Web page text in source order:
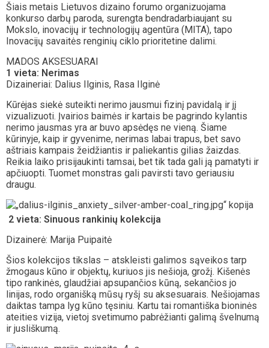
Šiais metais Lietuvos dizaino forumo organizuojama
konkurso darbų paroda, surengta bendradarbiaujant su
Mokslo, inovacijų ir technologijų agentūra (MITA), tapo
Inovacijų savaitės renginių ciklo prioritetine dalimi.
MADOS AKSESUARAI
1 vieta: Nerimas
Dizaineriai: Dalius Ilginis, Rasa Ilginė
Kūrėjas siekė suteikti nerimo jausmui fizinį pavidalą ir jį
vizualizuoti. Įvairios baimės ir kartais be pagrindo kylantis
nerimo jausmas yra ar buvo apsėdęs ne vieną. Šiame
kūrinyje, kaip ir gyvenime, nerimas labai trapus, bet savo
aštriais kampais žeidžiantis ir paliekantis gilias žaizdas.
Reikia laiko prisijaukinti tamsai, bet tik tada gali ją pamatyti ir
apčiuopti. Tuomet monstras gali pavirsti tavo geriausiu
draugu.
2 vieta: Sinuous rankinių kolekcija
Dizainerė: Marija Puipaitė
Šios kolekcijos tikslas – atskleisti galimos sąveikos tarp
žmogaus kūno ir objektų, kuriuos jis nešioja, grožį. Kišenės
tipo rankinės, glaudžiai apsupančios kūną, sekančios jo
linijas, rodo organišką mūsų ryšį su aksesuarais. Nešiojamas
daiktas tampa lyg kūno tęsiniu. Kartu tai romantiška bioninės
ateities vizija, vietoj svetimumo pabrėžianti galimą švelnumą
ir jusliškumą.